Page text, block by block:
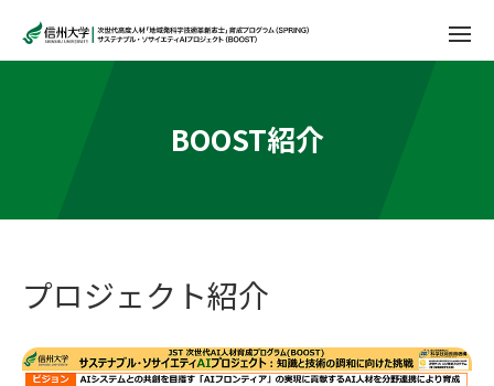
BOOST紹介
プロジェクト紹介